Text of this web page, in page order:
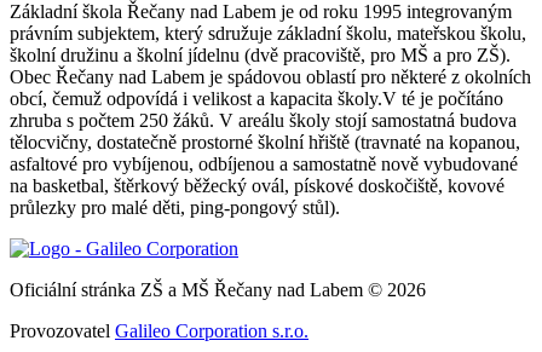
Základní škola Řečany nad Labem je od roku 1995 integrovaným
právním subjektem, který sdružuje základní školu, mateřskou školu,
školní družinu a školní jídelnu (dvě pracoviště, pro MŠ a pro ZŠ).
Obec Řečany nad Labem je spádovou oblastí pro některé z okolních
obcí, čemuž odpovídá i velikost a kapacita školy.V té je počítáno
zhruba s počtem 250 žáků. V areálu školy stojí samostatná budova
tělocvičny, dostatečně prostorné školní hřiště (travnaté na kopanou,
asfaltové pro vybíjenou, odbíjenou a samostatně nově vybudované
na basketbal, štěrkový běžecký ovál, pískové doskočiště, kovové
průlezky pro malé děti, ping-pongový stůl).
Oficiální stránka ZŠ a MŠ Řečany nad Labem © 2026
Provozovatel Galileo Corporation s.r.o.